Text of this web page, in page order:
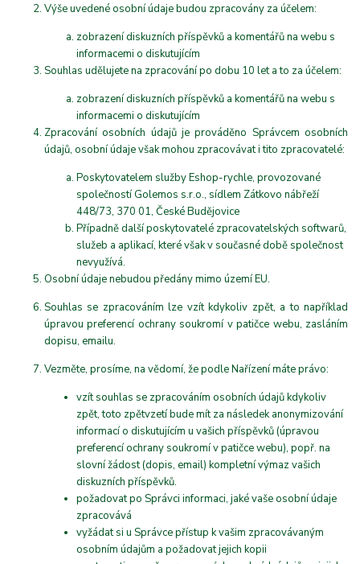
Výše uvedené osobní údaje budou zpracovány za účelem:
zobrazení diskuzních příspěvků a komentářů na webu s
informacemi o diskutujícím
Souhlas udělujete na zpracování po dobu 10 let a to za účelem:
zobrazení diskuzních příspěvků a komentářů na webu s
informacemi o diskutujícím
Zpracování osobních údajů je prováděno Správcem osobních
údajů, osobní údaje však mohou zpracovávat i tito zpracovatelé:
Poskytovatelem služby Eshop-rychle, provozované
společností Golemos s.r.o., sídlem Zátkovo nábřeží
448/73, 370 01, České Budějovice
Případně další poskytovatelé zpracovatelských softwarů,
služeb a aplikací, které však v současné době společnost
nevyužívá.
Osobní údaje nebudou předány mimo území EU.
Souhlas se zpracováním lze vzít kdykoliv zpět, a to například
úpravou preferencí ochrany soukromí v patičce webu, zasláním
dopisu, emailu.
Vezměte, prosíme, na vědomí, že podle Nařízení máte právo:
vzít souhlas se zpracováním osobních údajů kdykoliv
zpět, toto zpětvzetí bude mít za následek anonymizování
informací o diskutujícím u vašich příspěvků (úpravou
preferencí ochrany soukromí v patičce webu), popř. na
slovní žádost (dopis, email) kompletní výmaz vašich
diskuzních příspěvků.
požadovat po Správci informaci, jaké vaše osobní údaje
zpracovává
vyžádat si u Správce přístup k vašim zpracovávaným
osobním údajům a požadovat jejich kopii